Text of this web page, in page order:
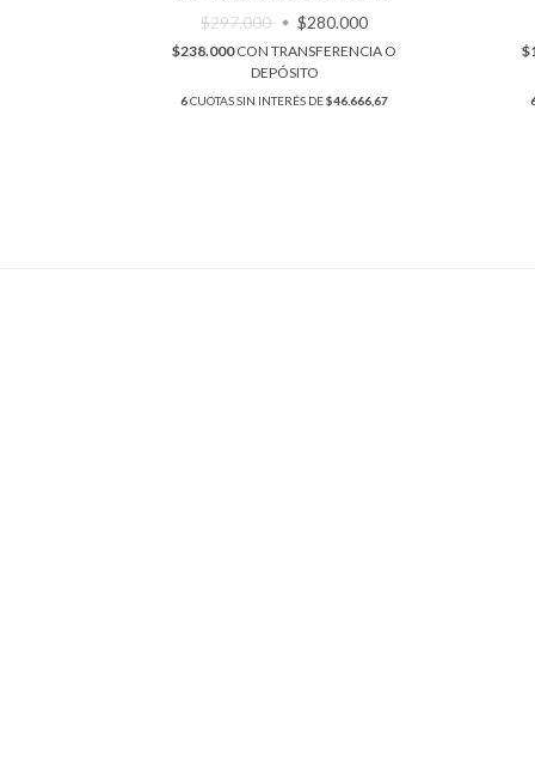
$297.000
$280.000
$238.000CON TRANSFERENCIA O
DEPÓSITO
6CUOTAS SIN INTERÉS DE$46.666,67